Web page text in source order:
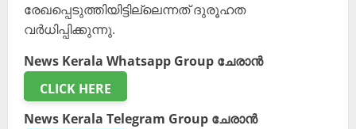
രേഖപ്പെടുത്തിയിട്ടില്ലെന്നത് ദുരൂഹത
വർധിപ്പിക്കുന്നു.
News Kerala Whatsapp Group ചേരാൻ
CLICK HERE
News Kerala Telegram Group ചേരാൻ